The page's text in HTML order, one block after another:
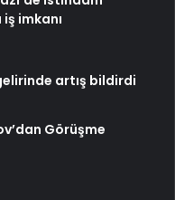
imkanı
artış bildirdi
Görüşme